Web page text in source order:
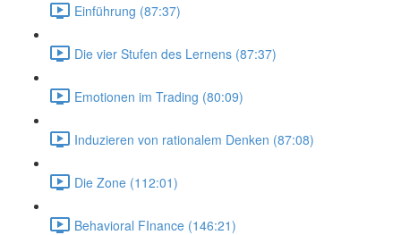
Einführung (87:37)
Die vier Stufen des Lernens (87:37)
Emotionen im Trading (80:09)
Induzieren von rationalem Denken (87:08)
Die Zone (112:01)
Behavioral FInance (146:21)